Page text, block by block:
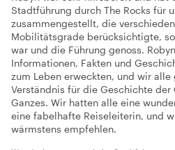
Stadtführung durch The Rocks für
zusammengestellt, die
Mobilitätsgrade berücksichtigte,
war und die Führung genoss.
Informationen, Fakten und
zum Leben erweckten, und wir
Verständnis für die Geschichte der
Ganzes. Wir hatten alle eine
eine fabelhafte Reiseleiterin, und
wärmstens empfehlen.